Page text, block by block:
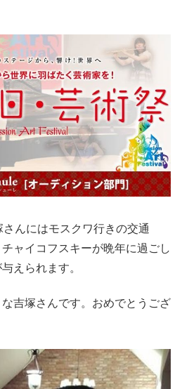
んにはモスクワ行きの交通
ャイコフスキーが晩年に過ごし
えられます。
吉塚さんです。おめでとうござ